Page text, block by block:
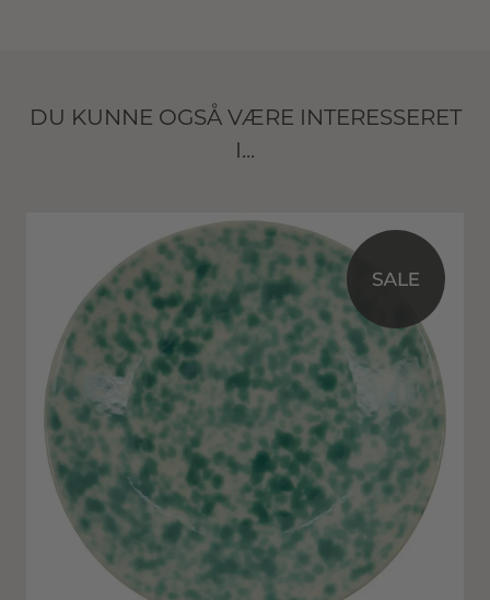
DU KUNNE OGSÅ VÆRE INTERESSERET
I...